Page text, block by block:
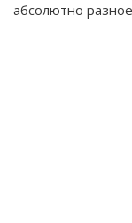
абсолютно